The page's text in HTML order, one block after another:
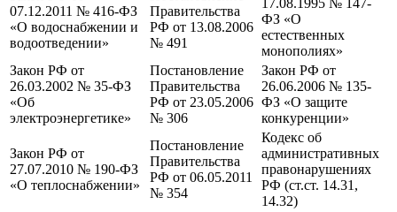
07.12.2011 № 416-ФЗ
«О водоснабжении и
водоотведении»
Правительства
РФ от 13.08.2006
№ 491
17.08.1995 № 147-
ФЗ «О
естественных
монополиях»
Закон РФ от
26.03.2002 № 35-ФЗ
«Об
электроэнергетике»
Постановление
Правительства
РФ от 23.05.2006
№ 306
Закон РФ от
26.06.2006 № 135-
ФЗ «О защите
конкуренции»
Закон РФ от
27.07.2010 № 190-ФЗ
«О теплоснабжении»
Постановление
Правительства
РФ от 06.05.2011
№ 354
Кодекс об
административных
правонарушениях
РФ (ст.ст. 14.31,
14.32)